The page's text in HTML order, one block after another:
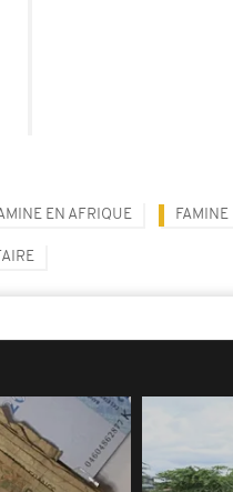
EN AFRIQUE FAMINE